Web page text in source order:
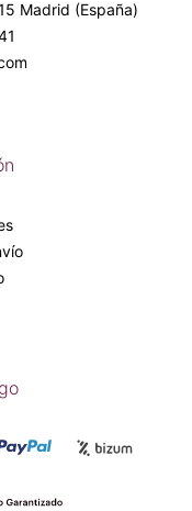
Madrid (España)